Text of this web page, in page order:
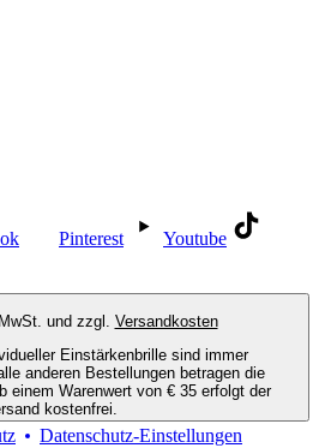
Pinterest Youtube
und zzgl. Versandkosten
Einstärkenbrille sind immer
anderen Bestellungen betragen die
einem Warenwert von € 35 erfolgt der
kostenfrei.
Datenschutz-Einstellungen